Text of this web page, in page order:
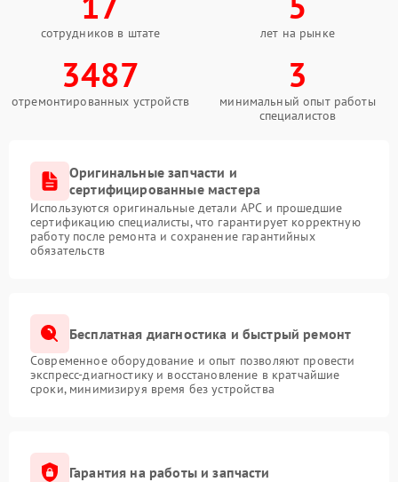
сотрудников в штате лет на рынке
3487
отремонтированных устройств
3
минимальный опыт работы
специалистов
Оригинальные запчасти и
сертифицированные мастера
Используются оригинальные детали APC и прошедшие
сертификацию специалисты, что гарантирует корректную
работу после ремонта и сохранение гарантийных
обязательств
Бесплатная диагностика и быстрый ремонт
Современное оборудование и опыт позволяют провести
экспресс-диагностику и восстановление в кратчайшие
сроки, минимизируя время без устройства
Гарантия на работы и запчасти